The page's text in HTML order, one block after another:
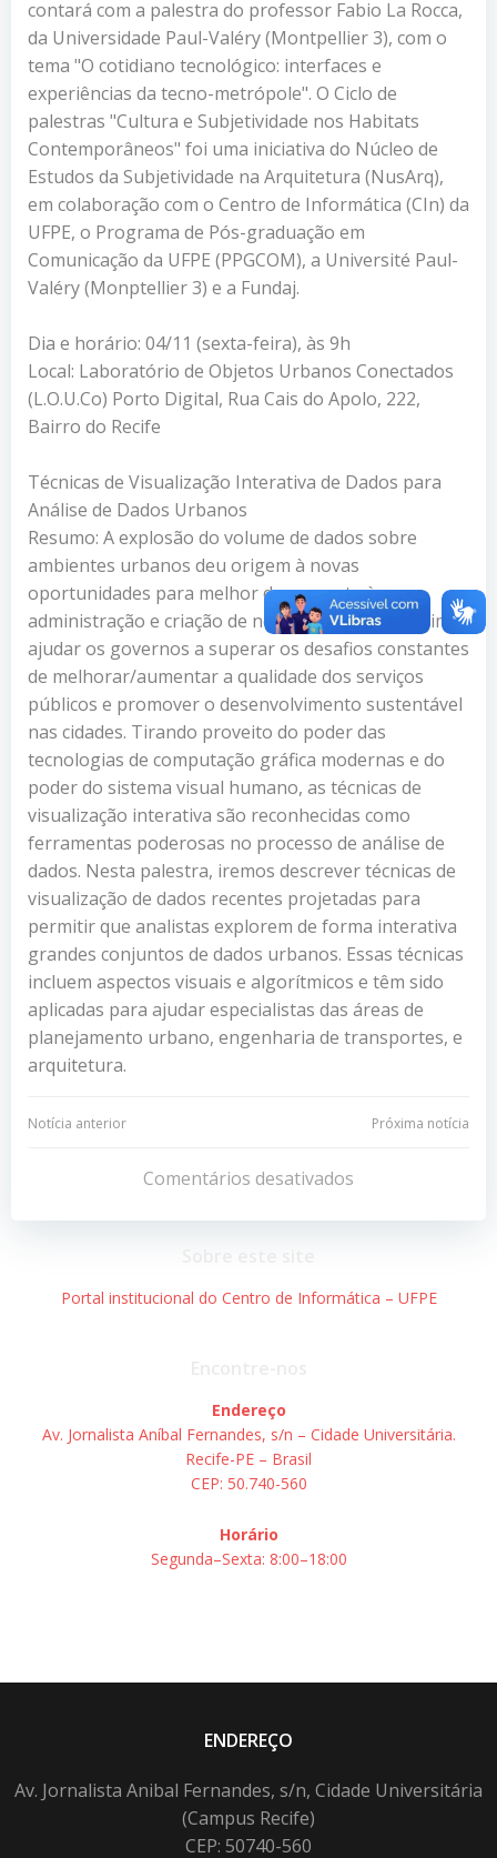
contará com a palestra do professor Fabio La Rocca,
da Universidade Paul-Valéry (Montpellier 3), com o
tema "O cotidiano tecnológico: interfaces e
experiências da tecno-metrópole". O Ciclo de
palestras "Cultura e Subjetividade nos Habitats
Contemporâneos" foi uma iniciativa do Núcleo de
Estudos da Subjetividade na Arquitetura (NusArq),
em colaboração com o Centro de Informática (CIn) da
UFPE, o Programa de Pós-graduação em
Comunicação da UFPE (PPGCOM), a Université Paul-
Valéry (Monptellier 3) e a Fundaj.
Dia e horário: 04/11 (sexta-feira), às 9h
Local: Laboratório de Objetos Urbanos Conectados
(L.O.U.Co) Porto Digital, Rua Cais do Apolo, 222,
Bairro do Recife
Técnicas de Visualização Interativa de Dados para
Análise de Dados Urbanos
Resumo: A explosão do volume de dados sobre
ambientes urbanos deu origem à novas
oportunidades para melhor dar suporte à
administração e criação de novas políticas, e, assim,
ajudar os governos a superar os desafios constantes
de melhorar/aumentar a qualidade dos serviços
públicos e promover o desenvolvimento sustentável
nas cidades. Tirando proveito do poder das
tecnologias de computação gráfica modernas e do
poder do sistema visual humano, as técnicas de
visualização interativa são reconhecidas como
ferramentas poderosas no processo de análise de
dados. Nesta palestra, iremos descrever técnicas de
visualização de dados recentes projetadas para
permitir que analistas explorem de forma interativa
grandes conjuntos de dados urbanos. Essas técnicas
incluem aspectos visuais e algorítmicos e têm sido
aplicadas para ajudar especialistas das áreas de
planejamento urbano, engenharia de transportes, e
arquitetura.
Navegação
Post
Notícia anterior
Navegação
de
Post
Próxima notícia
Comentários desativados
Portal institucional do Centro de Informática – UFPE
Endereço
Av. Jornalista Aníbal Fernandes, s/n – Cidade Universitária.
Recife-PE – Brasil
CEP: 50.740-560
Horário
Segunda–Sexta: 8:00–18:00
ENDEREÇO
Av. Jornalista Anibal Fernandes, s/n, Cidade Universitária
(Campus Recife)
CEP: 50740-560